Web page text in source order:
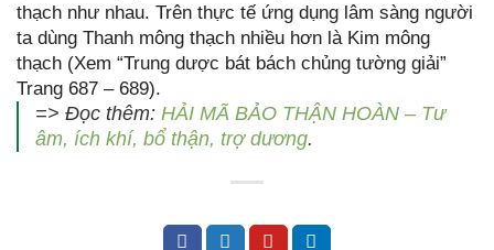
thạch như nhau. Trên thực tế ứng dụng lâm sàng người
ta dùng Thanh mông thạch nhiều hơn là Kim mông
thạch (Xem “Trung dược bát bách chủng tường giải”
Trang 687 – 689).
=> Đọc thêm: HẢI MÃ BẢO THẬN HOÀN – Tư
âm, ích khí, bổ thận, trợ dương.